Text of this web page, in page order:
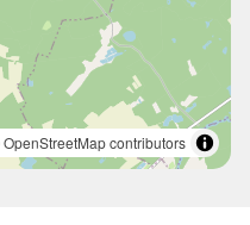
contributors